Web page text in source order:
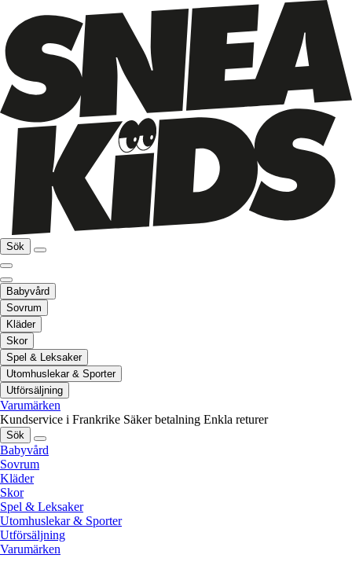
Sök
Babyvård
Sovrum
Kläder
Skor
Spel & Leksaker
Utomhuslekar & Sporter
Utförsäljning
Varumärken
Kundservice i Frankrike Säker betalning Enkla returer
Sök
Babyvård
Sovrum
Kläder
Skor
Spel & Leksaker
Utomhuslekar & Sporter
Utförsäljning
Varumärken